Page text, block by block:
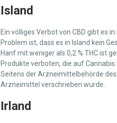
Island
Ein völliges Verbot von CBD gibt es
Problem ist, dass es in Island kein
Hanf mit weniger als 0,2 % THC ist
Produkte verboten, die auf Cannabis
Seitens der Arzneimittelbehörde
Arzneimittel verschrieben wurde.
Irland